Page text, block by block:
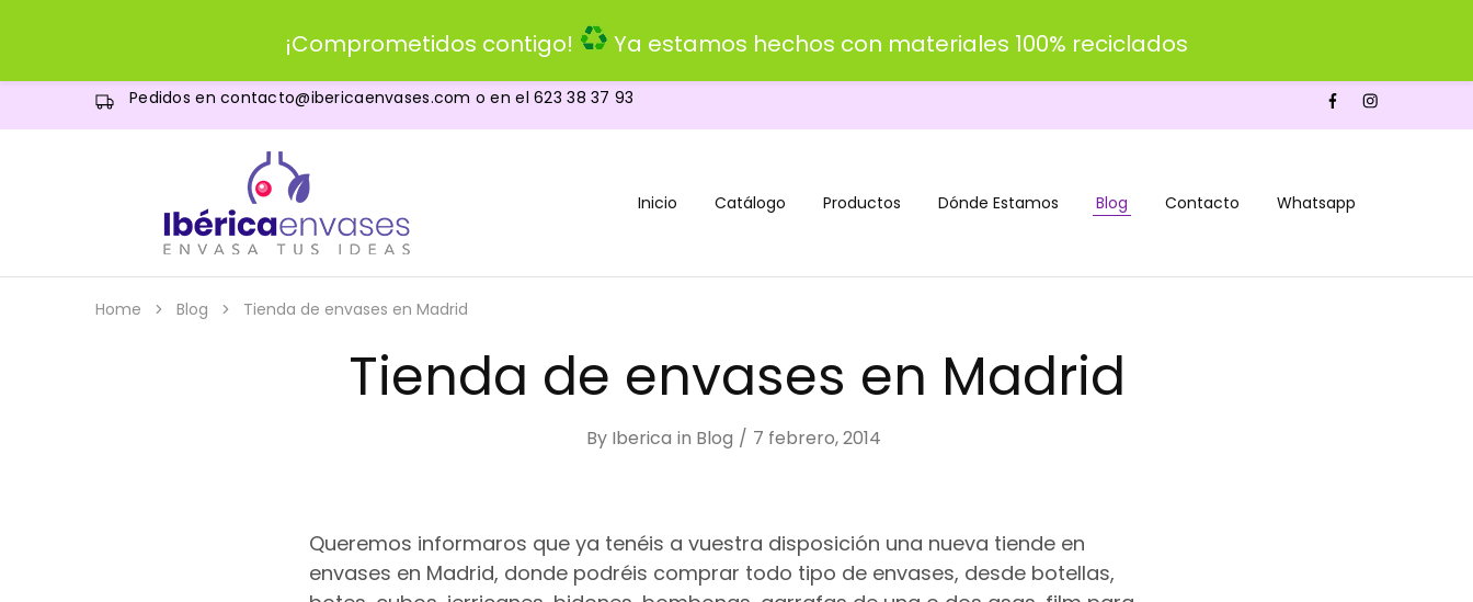
Pedidos encontacto@ibericaenvases.com o en el623 38 37 93
IBERICAenvases.com
envases
por
y
Inicio Catálogo Productos Dónde Estamos Blog Contacto Whatsapp
Home Blog Tienda de envases en Madrid
Tienda de envases en Madrid
By Iberica in Blog 7 febrero, 2014
Queremos informaros que ya tenéis a vuestra disposición una nueva tiende en
envases en Madrid, donde podréis comprar todo tipo de envases, desde botellas,
¡Comprometidos contigo! Ya estamos hechos con materiales 100% reciclados